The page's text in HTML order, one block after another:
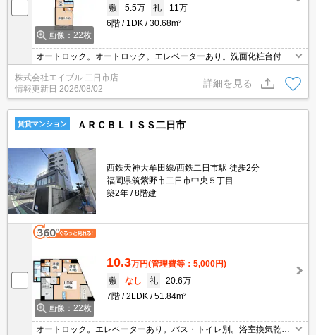
画像：22枚
敷
5.5万 礼
11万
6階
1DK 30.68m²
オートロック。オートロック。エレベーターあり。洗面化粧台付
き。温水洗浄便座付き。
株式会社エイブル 二日市店
情報更新日 2026/08/02
詳細を見る
賃貸マンション ＡＲＣＢＬＩＳＳ二日市
西鉄天神大牟田線/西鉄二日市駅 徒歩2分
福岡県筑紫野市二日市中央５丁目
築2年
8階建
画像：22枚
10.3万円(管理費等：5,000円)
敷
なし 礼
20.6万
7階
2LDK 51.84m²
オートロック。エレベーターあり。バス・トイレ別。浴室換気乾燥